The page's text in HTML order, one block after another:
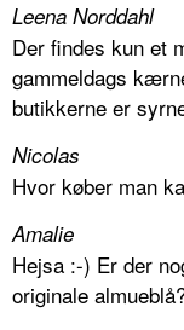
Leena Norddahl
Der findes kun et
gammeldags
butikkerne er
Nicolas
Hvor køber man
Amalie
Hejsa :-) Er der
originale